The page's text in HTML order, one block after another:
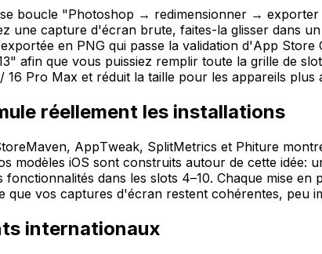
boucle "Photoshop → redimensionner →
une capture d'écran brute, faites-la glisser dans
en PNG qui passe la validation d'App
afin que vous puissiez remplir toute la grille de
Pro Max et réduit la taille pour les appareils plus
réellement les installations
AppTweak, SplitMetrics et Phiture
modèles iOS sont construits autour de cette
dans les slots 4–10. Chaque mise
que vos captures d'écran restent cohérentes, peu
internationaux